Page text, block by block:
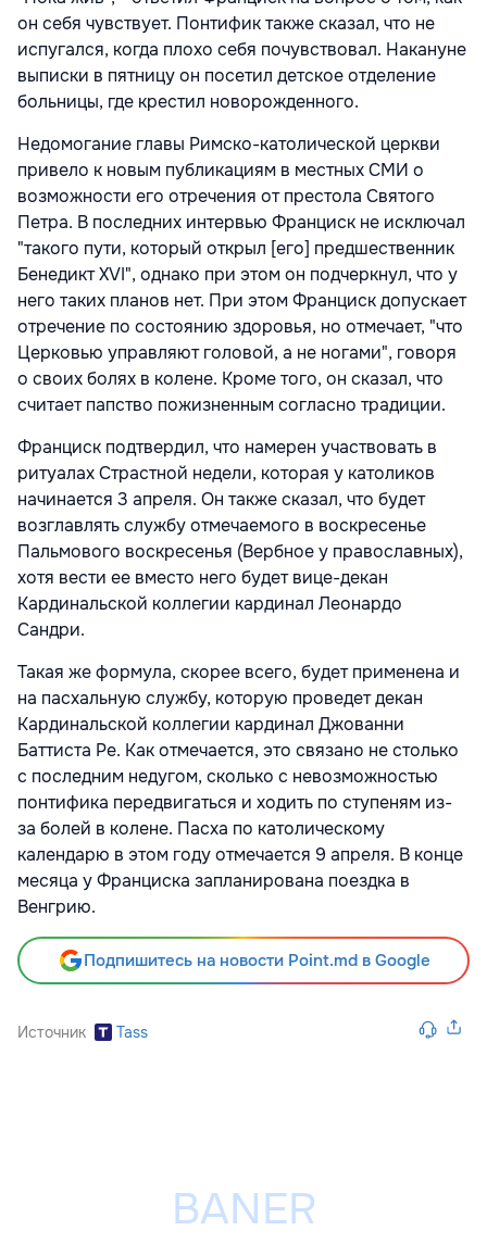
он себя чувствует. Понтифик также сказал, что не
испугался, когда плохо себя почувствовал. Накануне
выписки в пятницу он посетил детское отделение
больницы, где крестил новорожденного.
Недомогание главы Римско-католической церкви
привело к новым публикациям в местных СМИ о
возможности его отречения от престола Святого
Петра. В последних интервью Франциск не исключал
"такого пути, который открыл [его] предшественник
Бенедикт XVI", однако при этом он подчеркнул, что у
него таких планов нет. При этом Франциск допускает
отречение по состоянию здоровья, но отмечает, "что
Церковью управляют головой, а не ногами", говоря
о своих болях в колене. Кроме того, он сказал, что
считает папство пожизненным согласно традиции.
Франциск подтвердил, что намерен участвовать в
ритуалах Страстной недели, которая у католиков
начинается 3 апреля. Он также сказал, что будет
возглавлять службу отмечаемого в воскресенье
Пальмового воскресенья (Вербное у православных),
хотя вести ее вместо него будет вице-декан
Кардинальской коллегии кардинал Леонардо
Сандри.
Такая же формула, скорее всего, будет применена и
на пасхальную службу, которую проведет декан
Кардинальской коллегии кардинал Джованни
Баттиста Ре. Как отмечается, это связано не столько
с последним недугом, сколько с невозможностью
понтифика передвигаться и ходить по ступеням из-
за болей в колене. Пасха по католическому
календарю в этом году отмечается 9 апреля. В конце
месяца у Франциска запланирована поездка в
Венгрию.
Подпишитесь на новости Point.md в Google
Источник Tass